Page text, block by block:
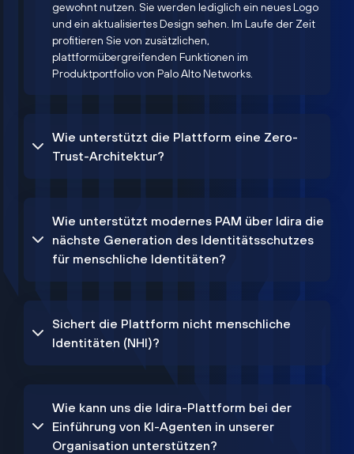
gewohnt nutzen. Sie werden lediglich ein neues Logo
und ein aktualisiertes Design sehen. Im Laufe der Zeit
profitieren Sie von zusätzlichen,
plattformübergreifenden Funktionen im
Produktportfolio von Palo Alto Networks.
Wie unterstützt die Plattform eine Zero-
Trust-Architektur?
Wie unterstützt modernes PAM über Idira die
nächste Generation des Identitätsschutzes
für menschliche Identitäten?
Sichert die Plattform nicht menschliche
Identitäten (NHI)?
Wie kann uns die Idira-Plattform bei der
Einführung von KI-Agenten in unserer
Organisation unterstützen?